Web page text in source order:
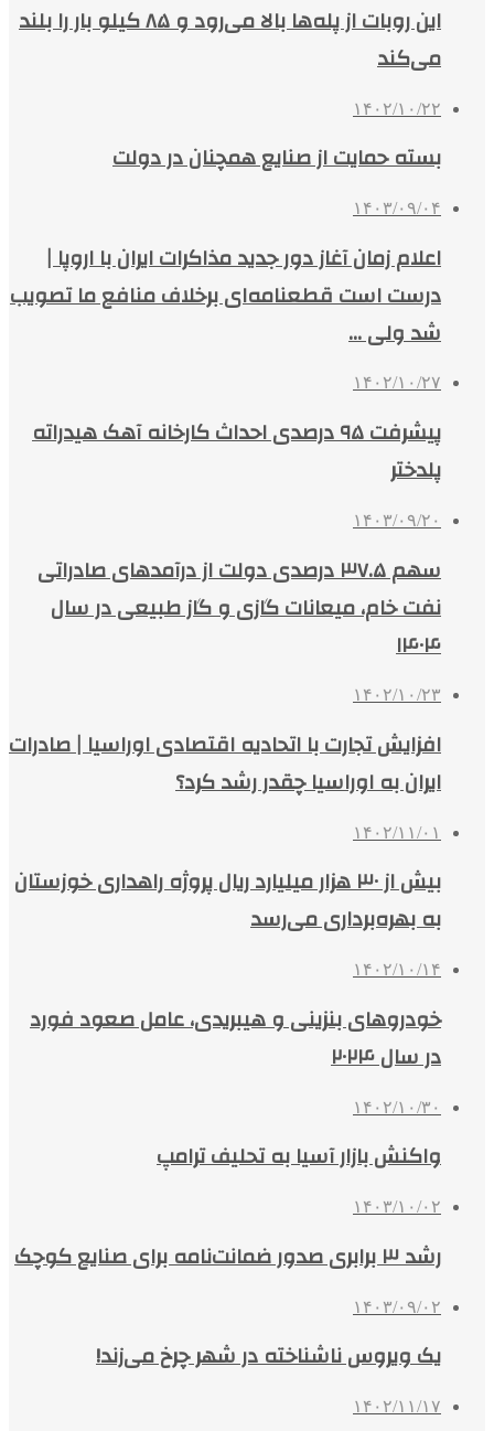
این روبات از پله‌ها بالا می‌رود و ۸۵ کیلو بار را بلند
می‌کند
۱۴۰۲/۱۰/۲۲
بسته حمایت از صنایع همچنان در دولت
۱۴۰۳/۰۹/۰۴
اعلام زمان آغاز دور جدید مذاکرات ایران با اروپا |
درست است قطعنامه‌ای برخلاف منافع ما تصویب
شد ولی …
۱۴۰۲/۱۰/۲۷
پیشرفت ۹۵ درصدی احداث کارخانه آهک هیدراته
پلدختر
۱۴۰۳/۰۹/۲۰
سهم ۳۷.۵ درصدی دولت از درآمدهای صادراتی
نفت خام، میعانات گازی و گاز طبیعی در سال
۱۴۰۴
۱۴۰۲/۱۰/۲۳
افزایش تجارت با اتحادیه اقتصادی اوراسیا | صادرات
ایران به اوراسیا چقدر رشد کرد؟
۱۴۰۲/۱۱/۰۱
بیش از ۳۰ هزار میلیارد ریال پروژه راهداری خوزستان
به بهره‌برداری می‌رسد
۱۴۰۲/۱۰/۱۴
خودروهای بنزینی و هیبریدی، عامل صعود فورد
در سال ۲۰۲۴
۱۴۰۲/۱۰/۳۰
واکنش بازار آسیا به تحلیف ترامپ
۱۴۰۳/۱۰/۰۲
رشد ۳ برابری صدور ضمانت‌نامه برای صنایع کوچک
۱۴۰۳/۰۹/۰۲
یک ویروس ناشناخته در شهر چرخ می‌زند!
۱۴۰۲/۱۱/۱۷